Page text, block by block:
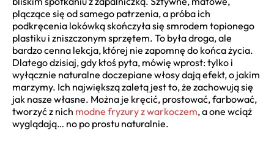
plączące się od samego patrzenia, a próba ich
podkręcenia lokówką skończyła się smrodem topionego
plastiku i zniszczonym sprzętem. To była droga, ale
bardzo cenna lekcja, której nie zapomnę do końca życia.
Dlatego dzisiaj, gdy ktoś pyta, mówię wprost: tylko i
wyłącznie naturalne doczepiane włosy dają efekt, o jakim
marzymy. Ich największą zaletą jest to, że zachowują się
jak nasze własne. Można je kręcić, prostować, farbować,
tworzyć z nich modne fryzury z warkoczem, a one wciąż
wyglądają… no po prostu naturalnie.